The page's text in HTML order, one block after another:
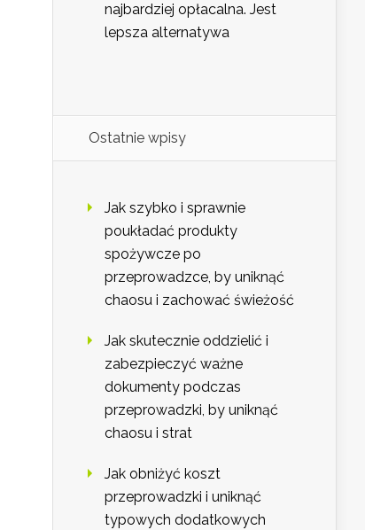
najbardziej opłacalna. Jest
lepsza alternatywa
Ostatnie wpisy
Jak szybko i sprawnie
poukładać produkty
spożywcze po
przeprowadzce, by uniknąć
chaosu i zachować świeżość
Jak skutecznie oddzielić i
zabezpieczyć ważne
dokumenty podczas
przeprowadzki, by uniknąć
chaosu i strat
Jak obniżyć koszt
przeprowadzki i uniknąć
typowych dodatkowych